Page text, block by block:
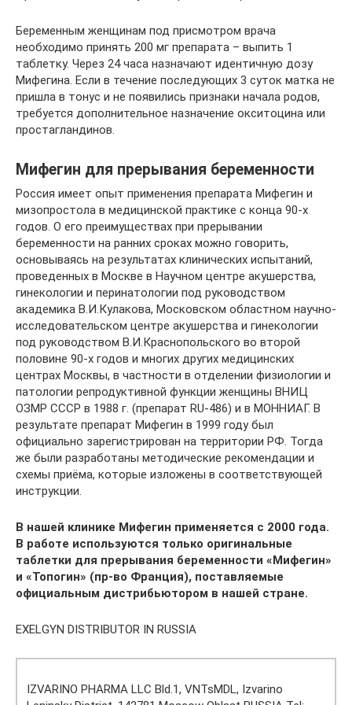
Беременным женщинам под присмотром врача
необходимо принять 200 мг препарата – выпить 1
таблетку. Через 24 часа назначают идентичную дозу
Мифегина. Если в течение последующих 3 суток матка не
пришла в тонус и не появились признаки начала родов,
требуется дополнительное назначение окситоцина или
простагландинов.
Мифегин для прерывания беременности
Россия имеет опыт применения препарата Мифегин и
мизопростола в медицинской практике с конца 90-х
годов. О его преимуществах при прерывании
беременности на ранних сроках можно говорить,
основываясь на результатах клинических испытаний,
проведенных в Москве в Научном центре акушерства,
гинекологии и перинатологии под руководством
академика В.И.Кулакова, Московском областном научно-
исследовательском центре акушерства и гинекологии
под руководством В.И.Краснопольского во второй
половине 90-х годов и многих других медицинских
центрах Москвы, в частности в отделении физиологии и
патологии репродуктивной функции женщины ВНИЦ
ОЗМР СССР в 1988 г. (препарат RU-486) и в МОННИАГ. В
результате препарат Мифегин в 1999 году был
официально зарегистрирован на территории РФ. Тогда
же были разработаны методические рекомендации и
схемы приёма, которые изложены в соответствующей
инструкции.
В нашей клинике Мифегин применяется с 2000 года.
В работе используются только оригинальные
таблетки для прерывания беременности «Мифегин»
и «Топогин» (пр-во Франция), поставляемые
официальным дистрибьютором в нашей стране.
EXELGYN DISTRIBUTOR IN RUSSIA
IZVARINO PHARMA LLC Bld.1, VNTsMDL, Izvarino